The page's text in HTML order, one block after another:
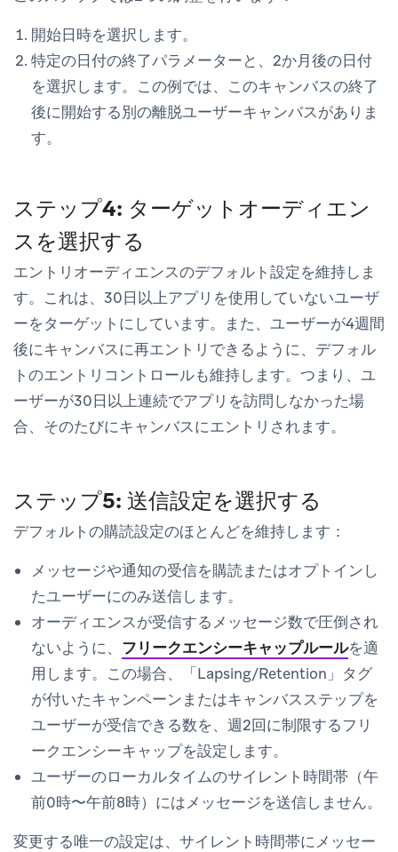
開始日時を選択します。
特定の日付の終了パラメーターと、2か月後の日付
を選択します。この例では、このキャンバスの終了
後に開始する別の離脱ユーザーキャンバスがありま
す。
ステップ4: ターゲットオーディエン
スを選択する
エントリオーディエンスのデフォルト設定を維持しま
す。これは、30日以上アプリを使用していないユーザ
ーをターゲットにしています。また、ユーザーが4週間
後にキャンバスに再エントリできるように、デフォル
トのエントリコントロールも維持します。つまり、ユ
ーザーが30日以上連続でアプリを訪問しなかった場
合、そのたびにキャンバスにエントリされます。
ステップ5: 送信設定を選択する
デフォルトの購読設定のほとんどを維持します：
メッセージや通知の受信を購読またはオプトインし
たユーザーにのみ送信します。
オーディエンスが受信するメッセージ数で圧倒され
ないように、 フリークエンシーキャップルールを適
用します。この場合、「Lapsing/Retention」タグ
が付いたキャンペーンまたはキャンバスステップを
ユーザーが受信できる数を、週2回に制限するフリ
ークエンシーキャップを設定します。
ユーザーのローカルタイムのサイレント時間帯（午
前0時〜午前8時）にはメッセージを送信しません。
変更する唯一の設定は、サイレント時間帯にメッセー